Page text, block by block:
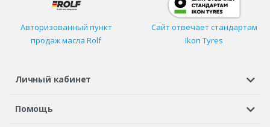
Авторизованный пункт
продаж масла Rolf
Сайт отвечает стандартам
Ikon Tyres
Личный кабинет
Регистрация или вход
Помощь